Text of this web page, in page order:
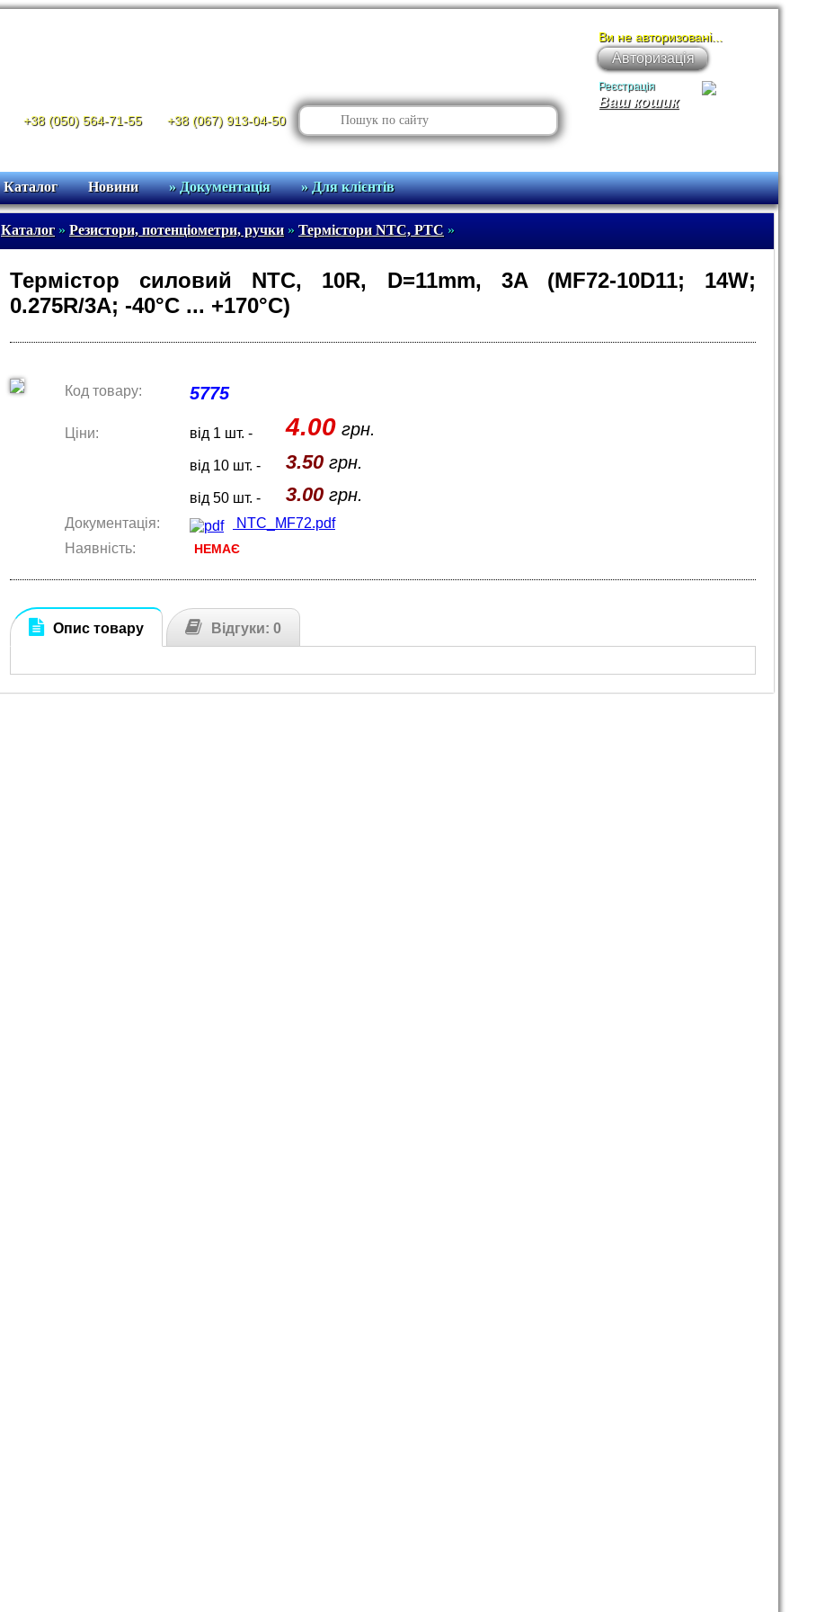
+38 (050) 564-71-55 +38 (067) 913-04-50
Ваш кошик
Ви не авторизовані...
Авторизація
Реєстрація
Каталог Новини » Документація » Для клієнтів
Каталог» Резистори, потенціометри, ручки» Термістори NTC, PTC »
Термістор силовий NTC, 10R, D=11mm, 3A (MF72-10D11; 14W;
0.275R/3A; -40°C ... +170°C)
Код товару: 5775
Ціни: від 1 шт. - 4.00 грн.
від 10 шт. - 3.50 грн.
від 50 шт. - 3.00 грн.
Документація:
NTC_MF72.pdf
Наявність:
НЕМАЄ
Опис товару Відгуки: 0